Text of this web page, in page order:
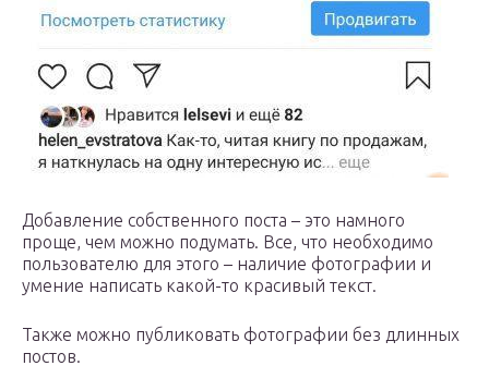
Добавление собственного поста – это намного
проще, чем можно подумать. Все, что необходимо
пользователю для этого – наличие фотографии и
умение написать какой-то красивый текст.
Также можно публиковать фотографии без длинных
постов.